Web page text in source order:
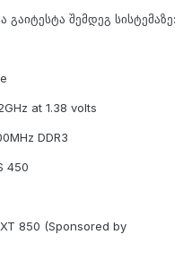
შემდეგ სისტემაზე:
at 1.38 volts
DDR3
450
850 (Sponsored by